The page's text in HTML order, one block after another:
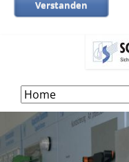
Verstanden
navigation